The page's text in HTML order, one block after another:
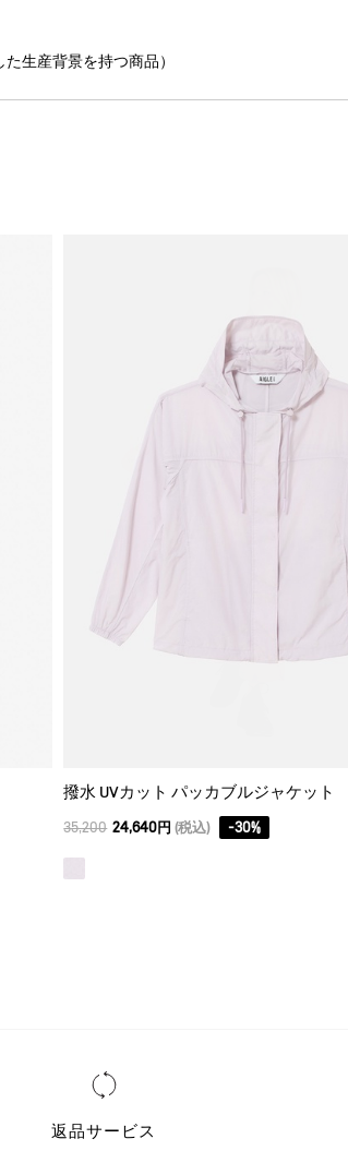
た生産背景を持つ商品）
撥水 UVカット パッカブルジャケット
35,200 24,640円 (税込) -30%
返品サービス